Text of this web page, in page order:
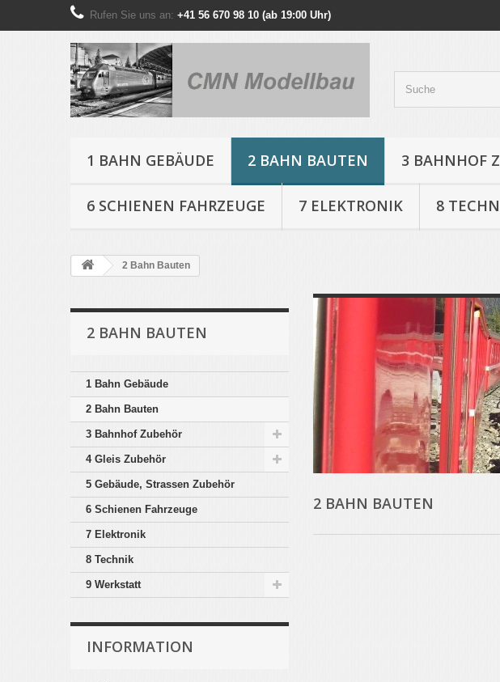
Rufen Sie uns an: +41 56 670 98 10 (ab 19:00 Uhr)
1 BAHN GEBÄUDE 2 BAHN BAUTEN 3 BAHNHOF
6 SCHIENEN FAHRZEUGE 7 ELEKTRONIK 8
2 Bahn Bauten
2 BAHN BAUTEN
1 Bahn Gebäude
2 Bahn Bauten
3 Bahnhof Zubehör
4 Gleis Zubehör
5 Gebäude, Strassen Zubehör
6 Schienen Fahrzeuge
7 Elektronik
8 Technik
9 Werkstatt
INFORMATION
2 BAHN BAUTEN